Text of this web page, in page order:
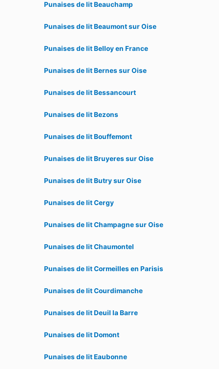
Punaises de lit Beauchamp
Punaises de lit Beaumont sur Oise
Punaises de lit Belloy en France
Punaises de lit Bernes sur Oise
Punaises de lit Bessancourt
Punaises de lit Bezons
Punaises de lit Bouffemont
Punaises de lit Bruyeres sur Oise
Punaises de lit Butry sur Oise
Punaises de lit Cergy
Punaises de lit Champagne sur Oise
Punaises de lit Chaumontel
Punaises de lit Cormeilles en Parisis
Punaises de lit Courdimanche
Punaises de lit Deuil la Barre
Punaises de lit Domont
Punaises de lit Eaubonne